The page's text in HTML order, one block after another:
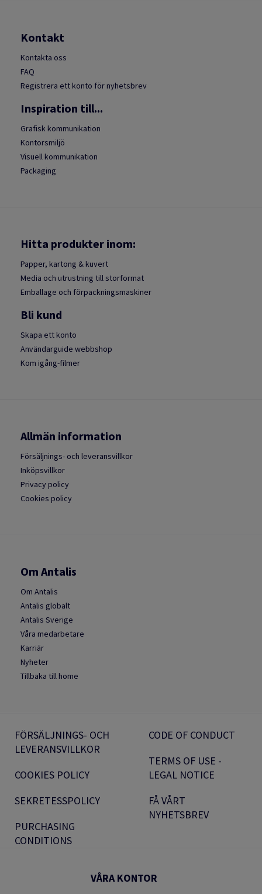
Kontakt
Kontakta oss
FAQ
Registrera ett konto för nyhetsbrev
Inspiration till...
Grafisk kommunikation
Kontorsmiljö
Visuell kommunikation
Packaging
Hitta produkter inom:
Papper, kartong & kuvert
Media och utrustning till storformat
Emballage och förpackningsmaskiner
Bli kund
Skapa ett konto
Användarguide webbshop
Kom igång-filmer
Allmän information
Försäljnings- och leveransvillkor
Inköpsvillkor
Privacy policy
Cookies policy
Om Antalis
Om Antalis
Antalis globalt
Antalis Sverige
Våra medarbetare
Karriär
Nyheter
Tillbaka till home
FÖRSÄLJNINGS- OCH
LEVERANSVILLKOR
COOKIES POLICY
SEKRETESSPOLICY
PURCHASING
CONDITIONS
CODE OF CONDUCT
TERMS OF USE -
LEGAL NOTICE
FÅ VÅRT
NYHETSBREV
VÅRA KONTOR